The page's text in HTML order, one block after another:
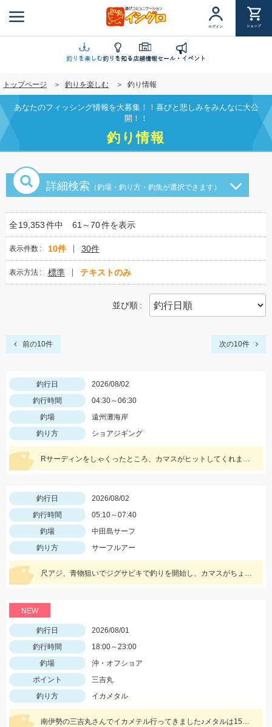
ン
に
移
動
ログイン ショップ
釣りを楽しむ釣りを知る店舗情報セール・イベント
トップページ 釣りを楽しむ 釣り情報
あなたのフィッシング情報を大募集！！喜びと悲しみをみんなに大公
開！！
釣り情報
詳細検索 （釣場・釣り方・釣魚が選択できます）
全19,353件中 61～70件を表示
表示件数 10件 30件
表示方法 標準 テキストのみ
並び順
前の10件 次の10件
釣行日
2026/08/02
釣行時間
04:30～06:30
釣場
遠州灘海岸
釣り方
ショアジギング
Rサーディンをしゃくったところ、カマスがヒットしてくれました。魚に感謝です。 新色のマイスターブルーカラーで釣れ嬉しい1匹です。
釣行日
2026/08/02
釣行時間
05:10～07:40
釣場
中田島サーフ
釣り方
サーフルアー
尺アジ、青物狙いでジグサビキで釣りを開始し、カマスがちょこちょこ釣れるものの、狙いの魚は釣れず…。そこで先週、スズキ、イシモチを釣ることができたモッチーリグをセット！スパテラを使ってシャクりながら誘っていると、ゴンっと強い当たりがあり、なかなか歯ごたえのある引きを楽しみながら慎重に引き上げると、正体はマゴチでした。人生初マゴチの喜びと、モッチーリグで釣れたことの驚きでとても充実した釣行でした。絡まないし、ちゃんと釣れるし、モッチーリグに心から感謝しています( ´ ▽ ` )ﾉ
NEW
釣行日
2026/08/01
釣行時間
18:00～23:00
釣場
沖・オフショア
ポイント
三吉丸
釣り方
イカメタル
南伊勢の三吉丸さんでイカメテル行ってきました♪メタルは15～25号！！ヒットカラーは定番の赤緑、オレンジブラックゼブラ、ケイムラブルーなどに好反応♬マイカのサイズも大きくなってきており数、型ともに狙える今がベストタイミングです!(^^)!